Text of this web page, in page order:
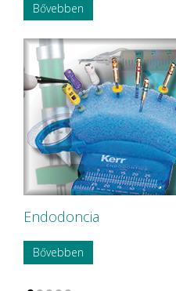
Bővebben
Endodoncia
Bővebben